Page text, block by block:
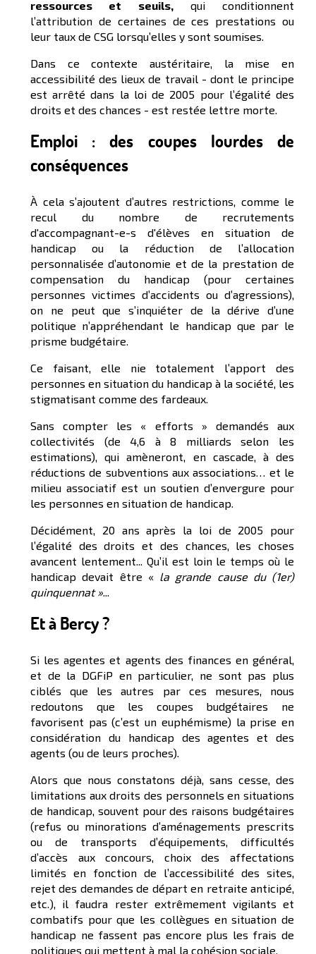
ressources et seuils,qui conditionnent
l’attribution de certaines de ces prestations ou
leur taux de CSG lorsqu’elles y sont soumises.
Dans ce contexte austéritaire, la mise en
accessibilité des lieux de travail - dont le principe
est arrêté dans la loi de 2005 pour l’égalité des
droits et des chances - est restée lettre morte.
Emploi : des coupes lourdes de
conséquences
À cela s’ajoutent d’autres restrictions, comme le
recul du nombre de recrutements
d'accompagnant-e-s d'élèves en situation de
handicap ou la réduction de l’allocation
personnalisée d’autonomie et de la prestation de
compensation du handicap (pour certaines
personnes victimes d’accidents ou d’agressions),
on ne peut que s’inquiéter de la dérive d’une
politique n’appréhendant le handicap que par le
prisme budgétaire.
Ce faisant, elle nie totalement l’apport des
personnes en situation du handicap à la société, les
stigmatisant comme des fardeaux.
Sans compter les « efforts » demandés aux
collectivités (de 4,6 à 8 milliards selon les
estimations), qui amèneront, en cascade, à des
réductions de subventions aux associations… et le
milieu associatif est un soutien d’envergure pour
les personnes en situation de handicap.
Décidément, 20 ans après la loi de 2005 pour
l’égalité des droits et des chances, les choses
avancent lentement... Qu’il est loin le temps où le
handicap devait être « la grande cause du (1er)
quinquennat »...
Et à Bercy ?
Si les agentes et agents des finances en général,
et de la DGFiP en particulier, ne sont pas plus
ciblés que les autres par ces mesures, nous
redoutons que les coupes budgétaires ne
favorisent pas (c’est un euphémisme) la prise en
considération du handicap des agentes et des
agents (ou de leurs proches).
Alors que nous constatons déjà, sans cesse, des
limitations aux droits des personnels en situations
de handicap, souvent pour des raisons budgétaires
(refus ou minorations d’aménagements prescrits
ou de transports d’équipements, difficultés
d’accès aux concours, choix des affectations
limités en fonction de l’accessibilité des sites,
rejet des demandes de départ en retraite anticipé,
etc.), il faudra rester extrêmement vigilants et
combatifs pour que les collègues en situation de
handicap ne fassent pas encore plus les frais de
politiques qui mettent à mal la cohésion sociale.